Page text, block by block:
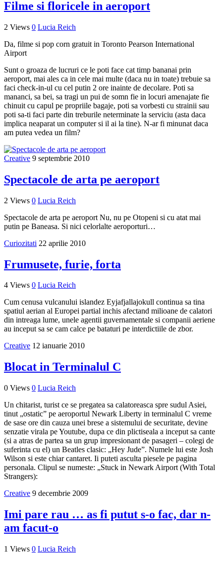
Filme si floricele in aeroport
2 Views 0 Lucia Reich
Da, filme si pop corn gratuit in Toronto Pearson International
Airport
Sunt o groaza de lucruri ce le poti face cat timp bananai prin
aeroport, mai ales ca in cele mai multe (daca nu in toate) trebuie sa
faci check-in-ul cu cel putin 2 ore inainte de decolare. Poti sa
mananci, sa bei, sa tragi un pui de somn fie in locuri amenajate fie
chinuit cu capul pe propriile bagaje, poti sa vorbesti cu strainii sau
poti sa-ti faci parte din treburile neterminate la serviciu (asta daca
implica neaparat un computer si il ai la tine). N-ar fi minunat daca
am putea vedea un film?
Creative 9 septembrie 2010
Spectacole de arta pe aeroport
2 Views 0 Lucia Reich
Spectacole de arta pe aeroport Nu, nu pe Otopeni si cu atat mai
putin pe Baneasa. Si nici celorlalte aeroporturi…
Curiozitati 22 aprilie 2010
Frumusete, furie, forta
4 Views 0 Lucia Reich
Cum cenusa vulcanului islandez Eyjafjallajokull continua sa tina
spatiul aerian al Europei partial inchis afectand milioane de calatori
din intreaga lume, unele agentii guvernamentale si companii aeriene
au inceput sa se cam calce pe bataturi pe interdictiile de zbor.
Creative 12 ianuarie 2010
Blocat in Terminalul C
0 Views 0 Lucia Reich
Un chitarist, turist ce se pregatea sa calatoreasca spre sudul Asiei,
tinut „ostatic” pe aeroportul Newark Liberty in terminalul C vreme
de sase ore din cauza unei brese a sistemului de securitate, devine
senzatie virala pe Youtube, dupa ce din plictiseala a inceput sa cante
(si a atras de partea sa un grup impresionant de pasageri – colegi de
suferinta cu el) un Beatles clasic: „Hey Jude”. Numele lui este Josh
Wilson si este chiar cantaret. Ii puteti asculta piesele pe pagina
personala. Clipul se numeste: „Stuck in Newark Airport (With Total
Strangers):
Creative 9 decembrie 2009
Imi pare rau … as fi putut s-o fac, dar n-
am facut-o
1 Views 0 Lucia Reich